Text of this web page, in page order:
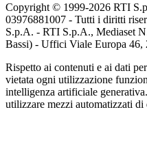
Copyright © 1999-2026 RTI
03976881007 - Tutti i diritti
S.p.A. - RTI S.p.A., Mediaset
Bassi) - Uffici Viale Europa
Rispetto ai contenuti e ai dati
vietata ogni utilizzazione
intelligenza artificiale
utilizzare mezzi automatizzati di